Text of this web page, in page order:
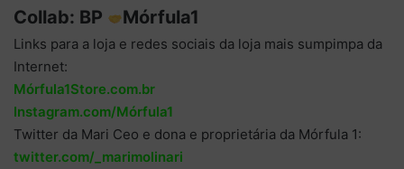
Collab: BP Mórfula1
Links para a loja e redes sociais da loja mais sumpimpa da
Internet:
Mórfula1Store.com.br
Instagram.com/Mórfula1
Twitter da Mari Ceo e dona e proprietária da Mórfula 1:
twitter.com/_marimolinari